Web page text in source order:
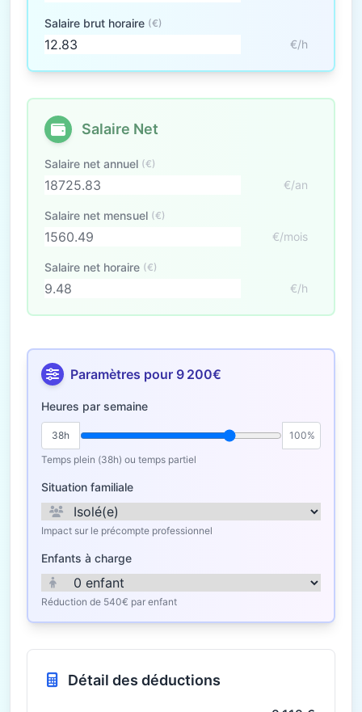
Salaire brut horaire (€)
€/h
Salaire Net
Salaire net annuel (€)
€/an
Salaire net mensuel (€)
€/mois
Salaire net horaire (€)
€/h
Paramètres pour 9 200€
Heures par semaine
38h
100%
Temps plein (38h) ou temps partiel
Situation familiale
Impact sur le précompte professionnel
Enfants à charge
Réduction de 540€ par enfant
Détail des déductions